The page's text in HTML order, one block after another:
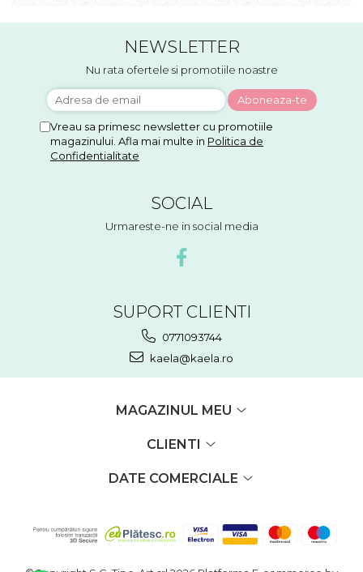
NEWSLETTER
Nu rata ofertele si promotiile noastre
Vreau sa primesc newsletter cu promotiile
magazinului. Afla mai multe in Politica de
Confidentialitate
SOCIAL
Urmareste-ne in social media
SUPORT CLIENTI
0771093744
kaela@kaela.ro
MAGAZINUL MEU
CLIENTI
DATE COMERCIALE